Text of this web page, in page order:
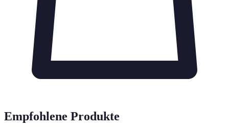
Empfohlene Produkte